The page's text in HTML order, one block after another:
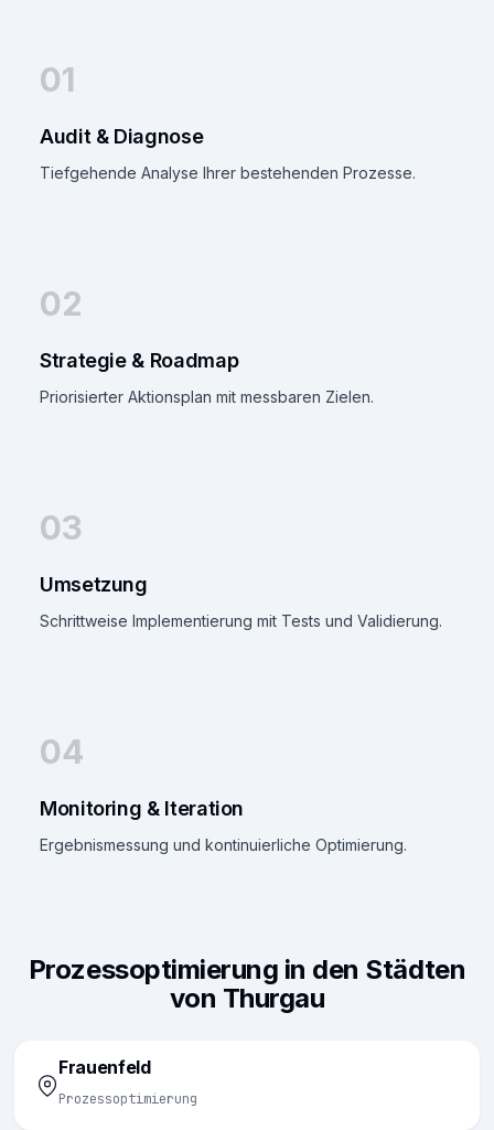
01
Audit & Diagnose
Tiefgehende Analyse Ihrer bestehenden Prozesse.
02
Strategie & Roadmap
Priorisierter Aktionsplan mit messbaren Zielen.
03
Umsetzung
Schrittweise Implementierung mit Tests und Validierung.
04
Monitoring & Iteration
Ergebnismessung und kontinuierliche Optimierung.
Prozessoptimierung in den Städten
von Thurgau
Frauenfeld
Prozessoptimierung